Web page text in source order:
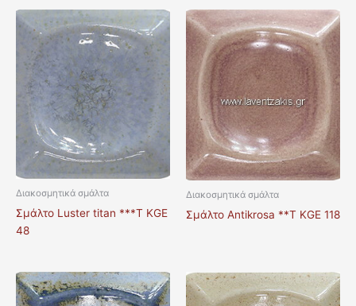
Διακοσμητικά σμάλτα
Σμάλτο Luster titan ***T KGE
48
Διακοσμητικά σμάλτα
Σμάλτο Antikrosa **T KGE 118